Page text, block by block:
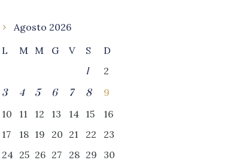
Agosto 2026
L
M M G V S
D
1
2
3
4 5 6 7 8
9
10
11 12 13 14 15
16
17
18 19 20 21 22
23
24 25 26 27 28 29
30